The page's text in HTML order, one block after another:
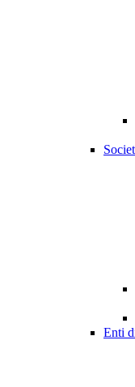
Enti